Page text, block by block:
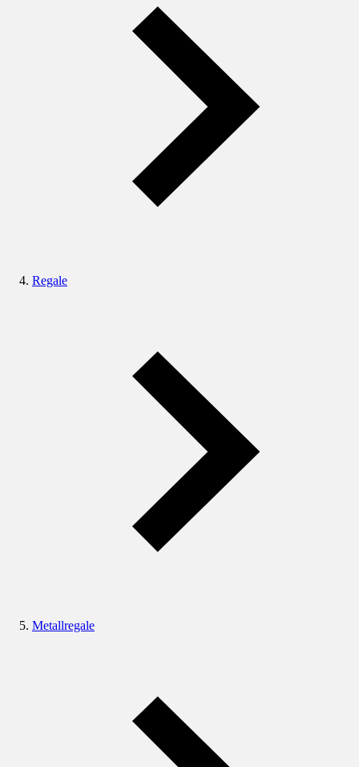
Regale
Metallregale